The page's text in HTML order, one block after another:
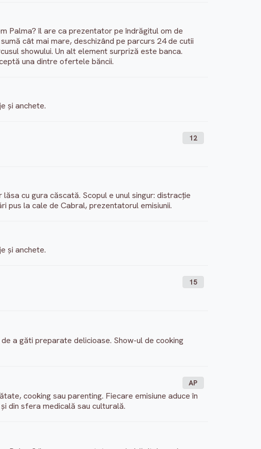
Palma? îl are ca prezentator pe îndrăgitul om de
cât mai mare, deschizând pe parcurs 24 de cutii
showului. Un alt element surpriză este banca.
una dintre ofertele băncii.
și anchete.
12
cu gura căscată. Scopul e unul singur: distracție
pus la cale de Cabral, prezentatorul emisiunii.
și anchete.
15
a găti preparate delicioase. Show-ul de cooking
AP
cooking sau parenting. Fiecare emisiune aduce în
din sfera medicală sau culturală.